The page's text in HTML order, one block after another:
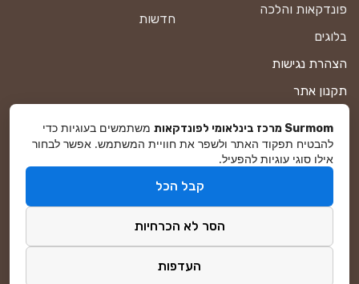
פונדקאות והלכה
בלוגים
הצהרת נגישות
תקנון אתר
מפת אתר
חדשות
פיתוח ושיווק באינטרנטDreamZone
Surmom מרכז בינלאומי לפונדקאות
משתמשים בעוגיות כדי
להבטיח תפקוד האתר ולשפר את חוויית המשתמש. אפשר לבחור
אילו סוגי עוגיות להפעיל.
קבל הכל
הסר לא הכרחיות
העדפות